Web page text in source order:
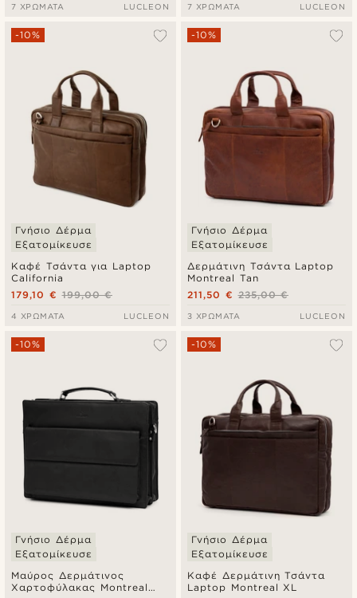
7 ΧΡΏΜΑΤΑ LUCLEON 7 ΧΡΏΜΑΤΑ LUCLEON
Καφέ Τσάντα για Laptop
California
-10%
Γνήσιο Δέρμα
Εξατομίκευσε
199,00 €
179,10 €
4 ΧΡΏΜΑΤΑ LUCLEON
Δερμάτινη Τσάντα Laptop
Montreal Tan
-10%
Γνήσιο Δέρμα
Εξατομίκευσε
235,00 €
211,50 €
3 ΧΡΏΜΑΤΑ LUCLEON
Μαύρος Δερμάτινος
Χαρτοφύλακας Montreal
-10%
Γνήσιο Δέρμα
Εξατομίκευσε
Καφέ Δερμάτινη Τσάντα
Laptop Montreal XL
-10%
Γνήσιο Δέρμα
Εξατομίκευσε